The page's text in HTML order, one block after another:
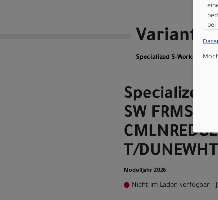
Varianten
Specialized S-Works
Specialized
SW FRMSET
T/DUNEWHT
Modelljahr 2026
Nicht im Laden verfügbar -
bei